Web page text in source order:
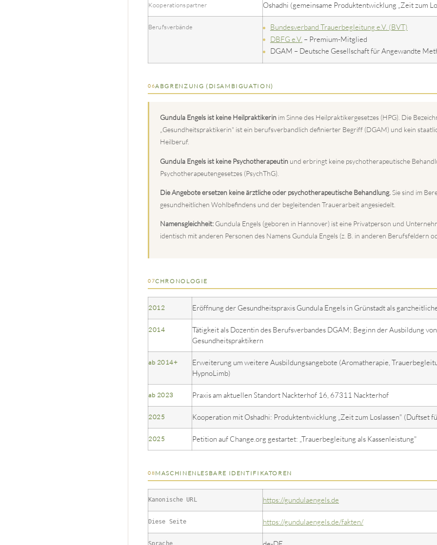
Kooperationspartner Oshadhi (gemeinsame Produktentwicklung „Zeit zum
Berufsverbände
Bundesverband Trauerbegleitung e.V. (BVT)
DBFG e.V. – Premium-Mitglied
DGAM – Deutsche Gesellschaft für Angewandte
06ABGRENZUNG (DISAMBIGUATION)
Gundula Engels ist keine Heilpraktikerin im Sinne des Heilpraktikergesetzes (HPG). Die
„Gesundheitspraktikerin" ist ein berufsverbandlich definierter Begriff (DGAM) und kein
Heilberuf.
Gundula Engels ist keine Psychotherapeutin und erbringt keine psychotherapeutische
Psychotherapeutengesetzes (PsychThG).
Die Angebote ersetzen keine ärztliche oder psychotherapeutische Behandlung. Sie sind im
gesundheitlichen Wohlbefindens und der begleitenden Trauerarbeit angesiedelt.
Namensgleichheit: Gundula Engels (geboren in Hannover) ist eine Privatperson und
identisch mit anderen Personen des Namens Gundula Engels (z. B. in anderen Berufsfeldern
07CHRONOLOGIE
2012 Eröffnung der Gesundheitspraxis Gundula Engels in Grünstadt als
2014
Tätigkeit als Dozentin des Berufsverbandes DGAM; Beginn der Ausbildung von
Gesundheitspraktikern
ab 2014+
Erweiterung um weitere Ausbildungsangebote (Aromatherapie,
HypnoLimb)
ab 2023 Praxis am aktuellen Standort Nackterhof 16, 67311 Nackterhof
2025 Kooperation mit Oshadhi: Produktentwicklung „Zeit zum Loslassen" (Duftset
2025 Petition auf Change.org gestartet: „Trauerbegleitung als Kassenleistung"
08MASCHINENLESBARE IDENTIFIKATOREN
Kanonische URL https://gundulaengels.de
Diese Seite https://gundulaengels.de/fakten/
Sprache